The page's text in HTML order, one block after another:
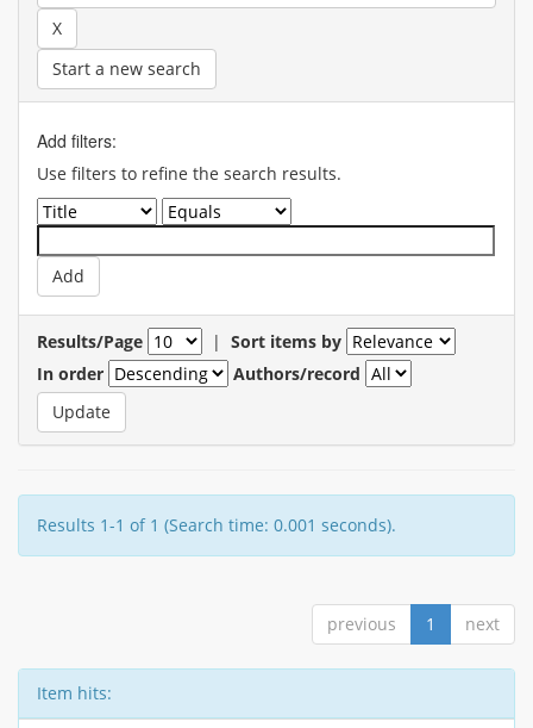
Start a new search
Add filters:
Use filters to refine the search results.
Results/Page | Sort items by
In order
Authors/record
Results 1-1 of 1 (Search time: 0.001 seconds).
previous 1 next
Item hits: